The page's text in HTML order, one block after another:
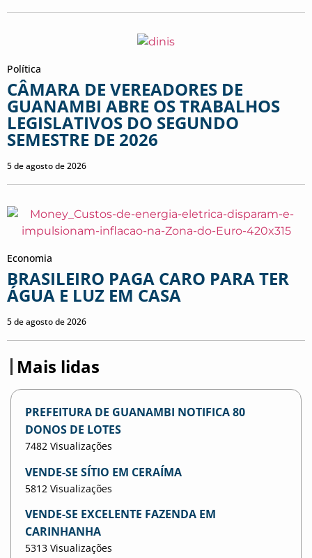
Política
CÂMARA DE VEREADORES DE
GUANAMBI ABRE OS TRABALHOS
LEGISLATIVOS DO SEGUNDO
SEMESTRE DE 2026
5 de agosto de 2026
Economia
BRASILEIRO PAGA CARO PARA TER
ÁGUA E LUZ EM CASA
5 de agosto de 2026
Mais lidas
PREFEITURA DE GUANAMBI NOTIFICA 80
DONOS DE LOTES
7482 Visualizações
VENDE-SE SÍTIO EM CERAÍMA
5812 Visualizações
VENDE-SE EXCELENTE FAZENDA EM
CARINHANHA
5313 Visualizações